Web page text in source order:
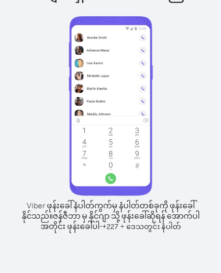
Viber ဖုန်းခေါ်နံပါတ်ကွက်မှ နံပါတ်တစ်ခုကို ဖုန်းခေါ်
နိုင်သည်။ဇန်ဇီဘာ မှ နိုင်ဂျာ သို့ ဖုန်းခေါ်ဆိုရန် အောက်ပါ
အတိုင်း ဖုန်းခေါ်ပါ-+227+ဒေသတွင်း နံပါတ်